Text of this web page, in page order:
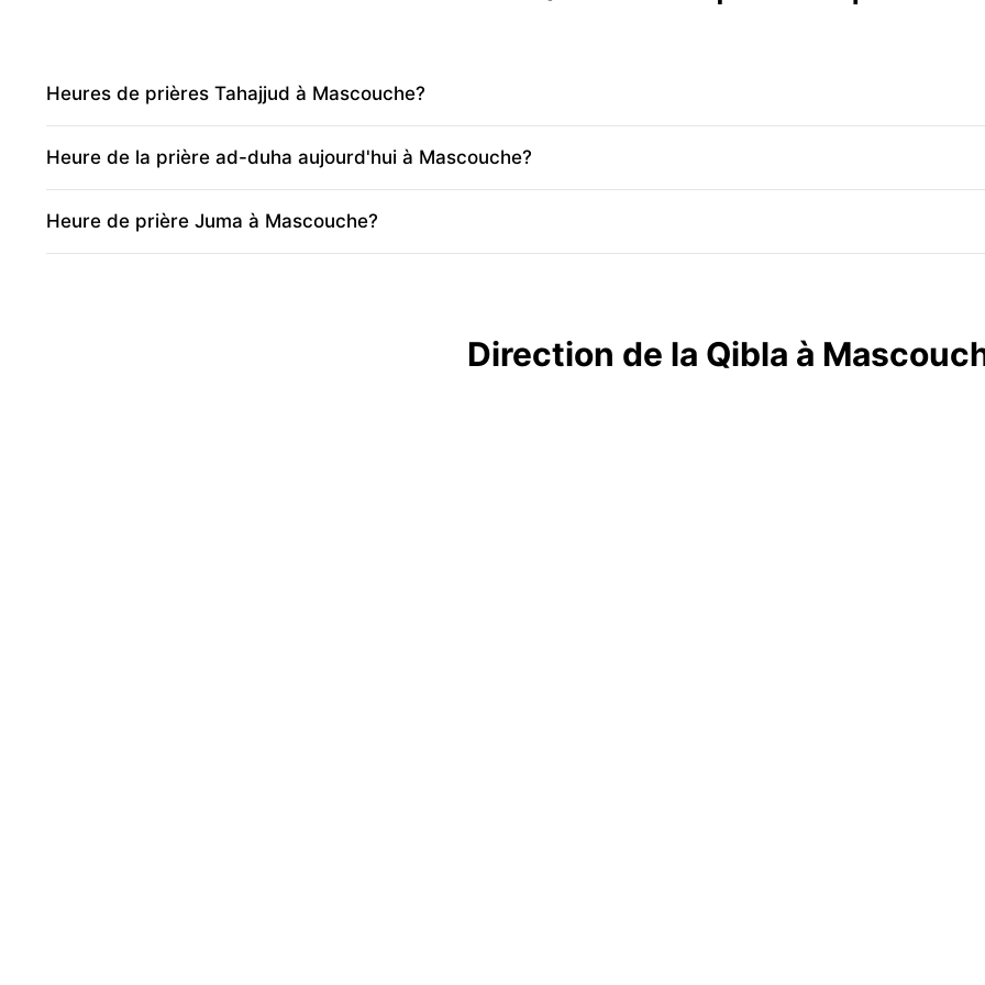
Heures de prières Tahajjud à Mascouche?
Heure de la prière ad-duha aujourd'hui à Mascouche?
Heure de prière Juma à Mascouche?
Direction de la Qibla à